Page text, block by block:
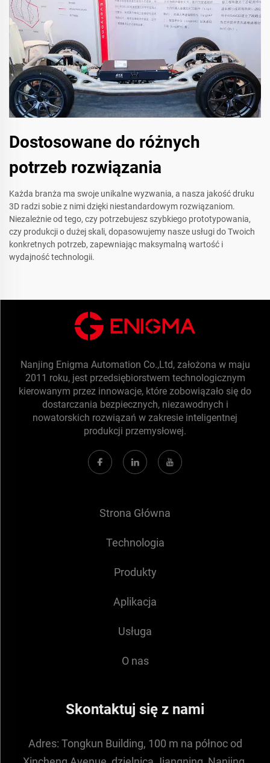
Dostosowane do różnych
potrzeb rozwiązania
Każda branża ma swoje unikalne wyzwania, a nasza jakość druku
3D radzi sobie z nimi dzięki niestandardowym rozwiązaniom.
Niezależnie od tego, czy potrzebujesz szybkiego prototypowania,
czy produkcji o dużej skali, dopasowujemy nasze usługi do Twoich
konkretnych potrzeb, zapewniając maksymalną wartość i
wydajność technologii.
Nanjing Enigma Automation Co.,Ltd, założona w maju
2011 roku, jest przedsiębiorstwem technologicznym
kierowanym przez innowacje, które zobowiązało się do
dostarczania bezpiecznych, niezawodnych i
nowatorskich rozwiązań w zakresie inteligentnej
produkcji przemysłowej.
Strona Główna
Technologia
Produkty
Aplikacja
Usługa
O nas
Skontaktuj się z nami
Adres: Tongkun Building, 100 m na północ od